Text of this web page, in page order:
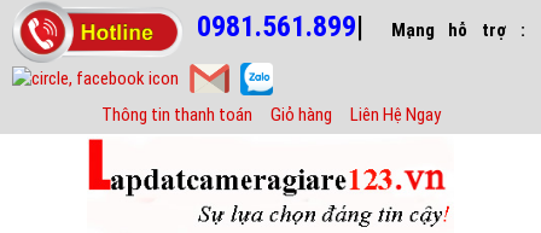
0981.561.899| Mạng hỗ trợ :
Thông tin thanh toán Giỏ hàng Liên Hệ Ngay